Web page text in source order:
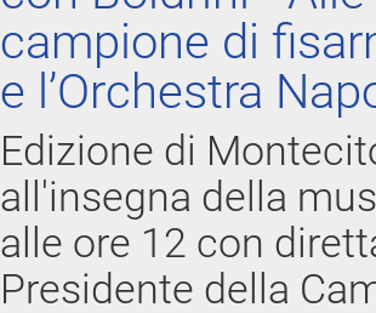
campione di
e l’Orchestra
Edizione di
all'insegna della
alle ore 12 con
Presidente della